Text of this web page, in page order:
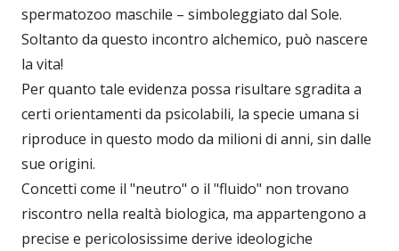
spermatozoo maschile – simboleggiato dal Sole.
Soltanto da questo incontro alchemico, può nascere
la vita!
Per quanto tale evidenza possa risultare sgradita a
certi orientamenti da psicolabili, la specie umana si
riproduce in questo modo da milioni di anni, sin dalle
sue origini.
Concetti come il "neutro" o il "fluido" non trovano
riscontro nella realtà biologica, ma appartengono a
precise e pericolosissime derive ideologiche